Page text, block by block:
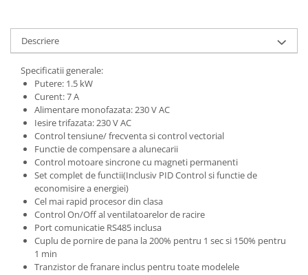
Descriere
Specificatii generale:
Putere: 1.5 kW
Curent: 7 A
Alimentare monofazata: 230 V AC
Iesire trifazata: 230 V AC
Control tensiune/ frecventa si control vectorial
Functie de compensare a alunecarii
Control motoare sincrone cu magneti permanenti
Set complet de functii(Inclusiv PID Control si functie de
economisire a energiei)
Cel mai rapid procesor din clasa
Control On/Off al ventilatoarelor de racire
Port comunicatie RS485 inclusa
Cuplu de pornire de pana la 200% pentru 1 sec si 150% pentru
1 min
Tranzistor de franare inclus pentru toate modelele